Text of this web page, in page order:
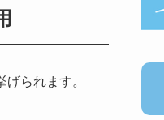
られます。